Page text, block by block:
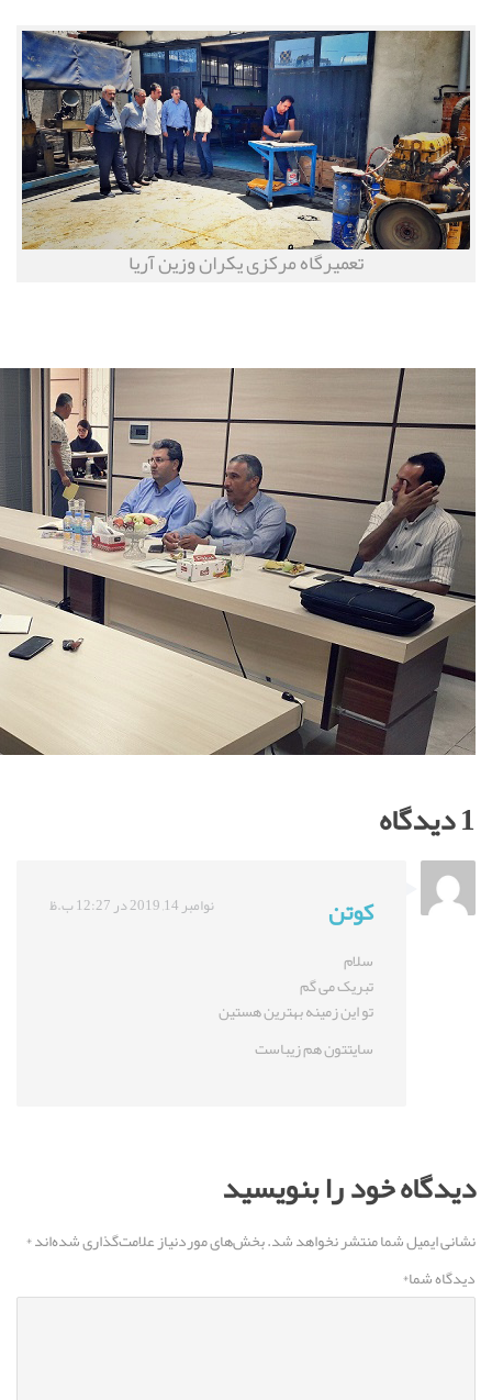
تعمیرگاه مرکزی یکران وزین آریا
1 دیدگاه
کوتن نوامبر 14, 2019 در 12:27 ب.ظ
سلام
تبریک می گم
تو این زمینه بهترین هستین
سایتتون هم زیباست
دیدگاه خود را بنویسید
نشانی ایمیل شما منتشر نخواهد شد.بخش‌های موردنیاز علامت‌گذاری شده‌اند*
دیدگاه شما*